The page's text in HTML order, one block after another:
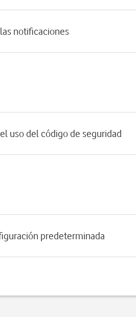
notificaciones
uso del código de seguridad
predeterminada